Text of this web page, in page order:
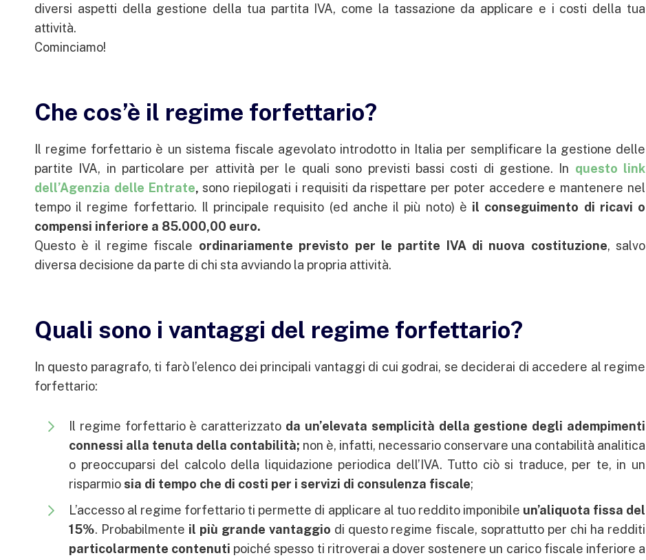
diversi aspetti della gestione della tua partita IVA, come la tassazione da applicare e i costi della tua
attività.
Cominciamo!
Che cos’è il regime forfettario?
Il regime forfettario è un sistema fiscale agevolato introdotto in Italia per semplificare la gestione delle
partite IVA, in particolare per attività per le quali sono previsti bassi costi di gestione. In questo link
dell’Agenzia delle Entrate,sono riepilogati i requisiti da rispettare per poter accedere e mantenere nel
tempo il regime forfettario. Il principale requisito (ed anche il più noto) è il conseguimento di ricavi o
compensi inferiore a 85.000,00 euro.
Questo è il regime fiscale ordinariamente previsto per le partite IVA di nuova costituzione, salvo
diversa decisione da parte di chi sta avviando la propria attività.
Quali sono i vantaggi del regime forfettario?
In questo paragrafo, ti farò l’elenco dei principali vantaggi di cui godrai, se deciderai di accedere al regime
forfettario:
Il regime forfettario è caratterizzato da un’elevata semplicità della gestione degli adempimenti
connessi alla tenuta della contabilità; non è, infatti, necessario conservare una contabilità analitica
o preoccuparsi del calcolo della liquidazione periodica dell’IVA. Tutto ciò si traduce, per te, in un
risparmio sia di tempo che di costi per i servizi di consulenza fiscale;
L’accesso al regime forfettario ti permette di applicare al tuo reddito imponibile un’aliquota fissa del
15%. Probabilmente il più grande vantaggio di questo regime fiscale, soprattutto per chi ha redditi
particolarmente contenuti poiché spesso ti ritroverai a dover sostenere un carico fiscale inferiore a